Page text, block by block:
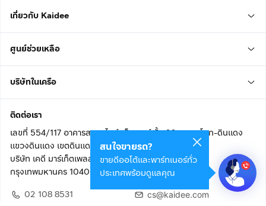
เกี่ยวกับ Kaidee
ศูนย์ช่วยเหลือ
บริษัทในเครือ
ติดต่อเรา
เลขที่ 554/117 อาคารสกายไนน์ เซ็นเตอร์ ชั้น 22 ถนนอโศก-ดินแดง
แขวงดินแดง เขตดินแดง
บริษัท เคดี มาร์เก็ตเพลส จำกัด (สำนักงานใหญ่)
กรุงเทพมหานคร 10400
02 108 8531
cs@kaidee.com
สนใจขายรถ?
ขายดีออโต้และพาร์ทเนอร์ทั่ว
ประเทศพร้อมดูแลคุณ